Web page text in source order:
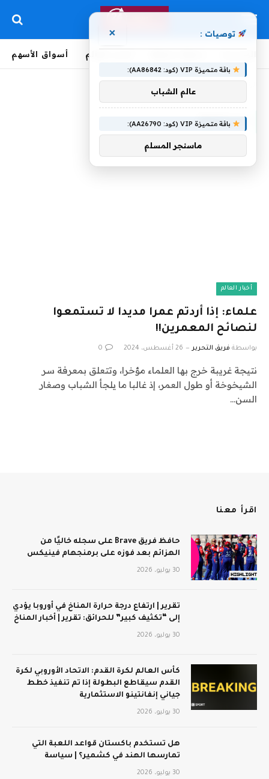
أخبار العالم أسواق الأسهم
تستمعوا
أخبار العالم
علماء: إذا أردتم عمرا مديدا لا تستمعوا
لنصائح المعمرين!!
بواسطة فريق التحرير 26 أغسطس، 2024 0
نتيجة غريبة خرج بها العلماء مؤخرا، وتتعلق بمعرفة سر
الشيخوخة أو طول العمر، إذ غالبا ما يلجأ الشباب وصغار
السن…
اقرأ معنا
حافظ فريق Brave على سجله خاليًا من
الهزائم بعد فوزه على برمنجهام فينيكس
30 يوليو، 2026
تقرير | ارتفاع درجة حرارة المناخ في أوروبا يؤدي
إلى “تكثيف كبير” للحرائق: تقرير | أخبار المناخ
30 يوليو، 2026
كأس العالم لكرة القدم: الاتحاد الأوروبي لكرة
القدم سيقاطع البطولة إذا تم تنفيذ خطط
جياني إنفانتينو الاستثمارية
30 يوليو، 2026
هل تستخدم باكستان قواعد اللعبة التي
تمارسها الهند في كشمير؟ | سياسة
30 يوليو، 2026
توصيات : ×
باقة متميزة VIP (كود: AA86842):
عالم الشباب
باقة متميزة VIP (كود: AA26790):
ماسنجر المسلم